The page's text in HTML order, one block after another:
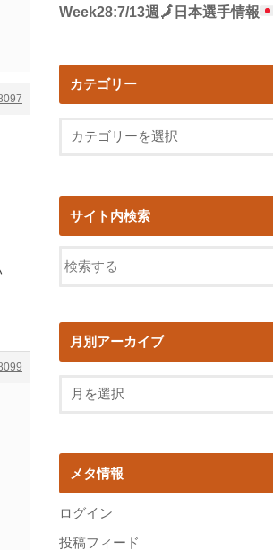
Week28:7/13週 🗾 日本選手情報
カテゴリー
サイト内検索
月別アーカイブ
メタ情報
ログイン
投稿フィード